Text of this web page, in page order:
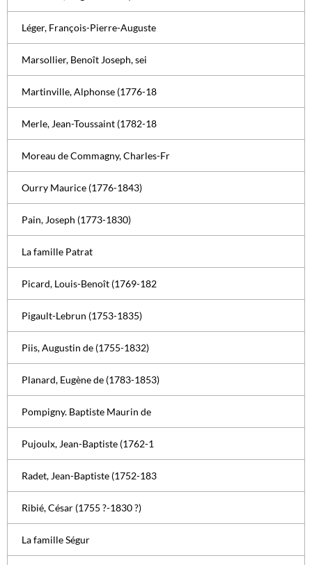
Léger, François-Pierre-Auguste
Marsollier, Benoît Joseph, sei
Martinville, Alphonse (1776-18
Merle, Jean-Toussaint (1782-18
Moreau de Commagny, Charles-Fr
Ourry Maurice (1776-1843)
Pain, Joseph (1773-1830)
La famille Patrat
Picard, Louis-Benoît (1769-182
Pigault-Lebrun (1753-1835)
Piis, Augustin de (1755-1832)
Planard, Eugène de (1783-1853)
Pompigny. Baptiste Maurin de
Pujoulx, Jean-Baptiste (1762-1
Radet, Jean-Baptiste (1752-183
Ribié, César (1755 ?-1830 ?)
La famille Ségur